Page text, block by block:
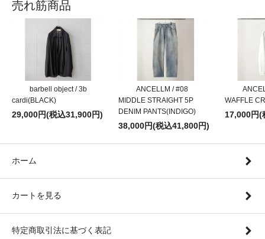
売れ筋商品
barbell object / 3b
cardi(BLACK)
29,000円(税込31,900円)
ANCELLM / #08
MIDDLE STRAIGHT 5P
DENIM PANTS(INDIGO)
38,000円(税込41,800円)
WAFFLE
17,000円(
ホーム
カートを見る
特定商取引法に基づく表記